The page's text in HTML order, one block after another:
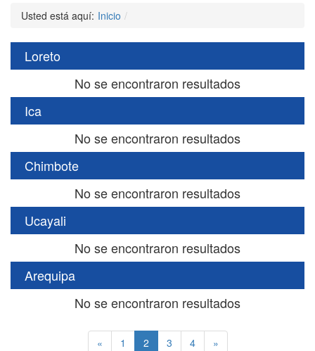
Usted está aquí: Inicio
Loreto
No se encontraron resultados
Ica
No se encontraron resultados
Chimbote
No se encontraron resultados
Ucayali
No se encontraron resultados
Arequipa
No se encontraron resultados
« 1 2(current)
3 4 »